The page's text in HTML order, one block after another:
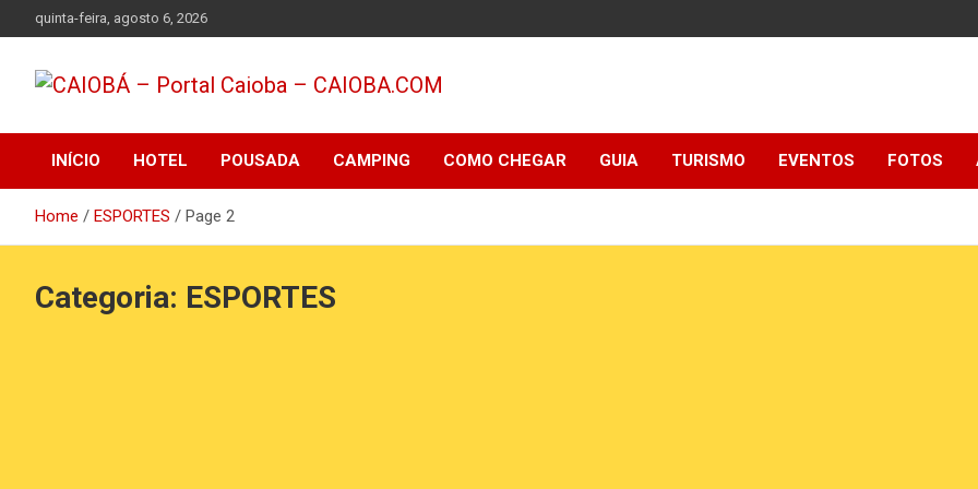
to
quinta-feira, agosto 6, 2026
CAIOBÁ – Portal
Caioba – CAIOBA.COM
restaurantes, lazer, praia de Caiobá
INÍCIO
HOTEL POUSADA CAMPING COMO CHEGAR GUIA TURISMO EVENTOS FOTOS
Home ESPORTES Page 2
Categoria: ESPORTES